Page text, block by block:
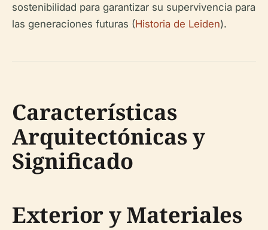
sostenibilidad para garantizar su supervivencia para
las generaciones futuras (Historia de Leiden).
Características
Arquitectónicas y
Significado
Exterior y Materiales